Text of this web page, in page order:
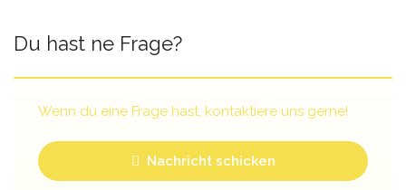
Du hast ne Frage?
Wenn du eine Frage hast, kontaktiere uns gerne!
Nachricht schicken